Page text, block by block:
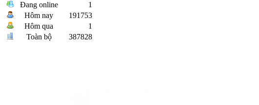
Đang online
1
Hôm nay
191753
Hôm qua
1
Toàn bộ
387828